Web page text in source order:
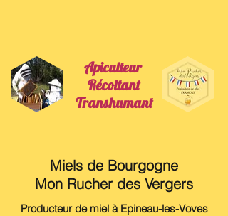
Miels de Bourgogne
Apiculteur
Récoltant
Transhumant
Mon Rucher des Vergers
Producteur de miel à Epineau-les-Voves